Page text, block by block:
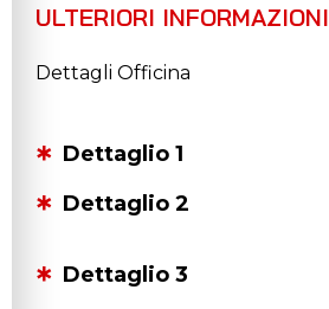
ULTERIORI INFORMAZIONI
Dettagli Officina
Dettaglio 1
Dettaglio 2
Dettaglio 3